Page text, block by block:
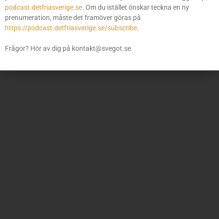
podcast.detfriasverige.se. Om du istället önskar teckna en ny
prenumeration, måste det framöver göras på
https://podcast.detfriasverige.se/subscribe.
Frågor? Hör av dig på kontakt@svegot.se.